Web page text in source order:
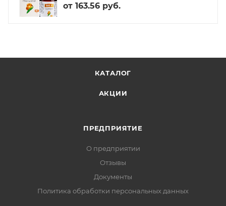
от 163.56 руб.
КАТАЛОГ
АКЦИИ
ПРЕДПРИЯТИЕ
О предприятии
Отзывы
Документы
Политика обработки персональных данных